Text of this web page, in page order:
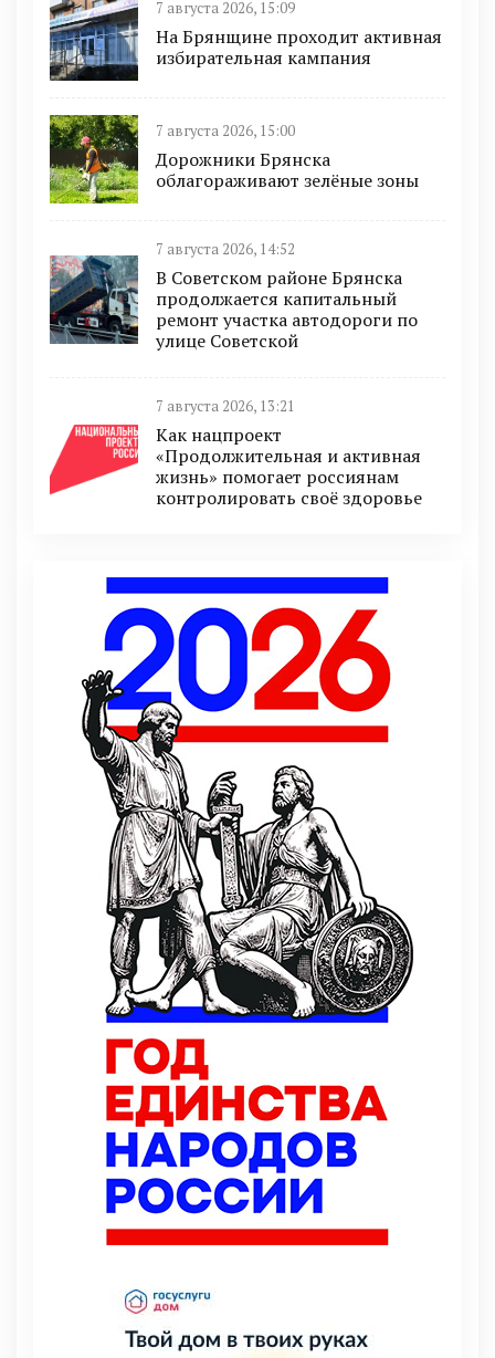
7 августа 2026, 15:09
На Брянщине проходит активная
избирательная кампания
7 августа 2026, 15:00
Дорожники Брянска
облагораживают зелёные зоны
7 августа 2026, 14:52
В Советском районе Брянска
продолжается капитальный
ремонт участка автодороги по
улице Советской
7 августа 2026, 13:21
Как нацпроект
«Продолжительная и активная
жизнь» помогает россиянам
контролировать своё здоровье